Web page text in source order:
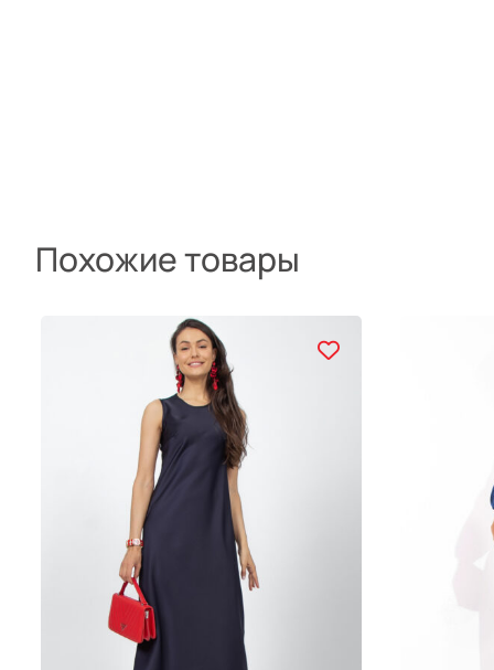
Похожие товары